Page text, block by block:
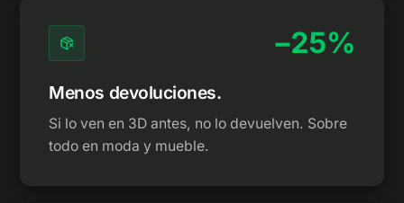
−25%
Menos devoluciones.
Si lo ven en 3D antes, no lo devuelven. Sobre
todo en moda y mueble.